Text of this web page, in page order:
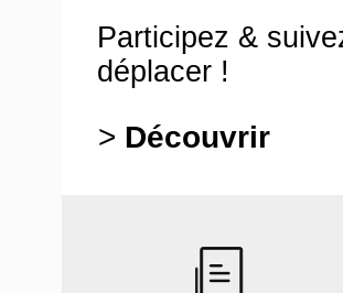
Participez &
déplacer !
> Découvrir